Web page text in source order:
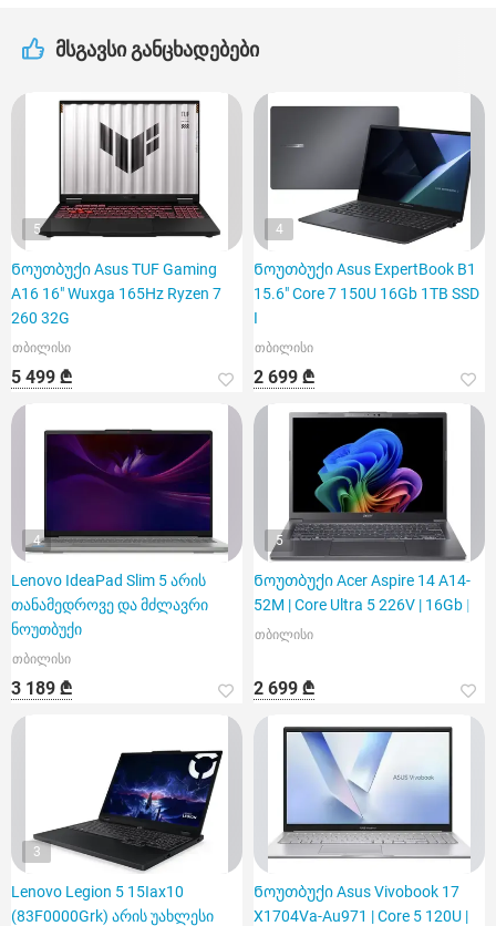
მსგავსი განცხადებები
5
Ნოუთბუქი Asus TUF Gaming
A16 16" Wuxga 165Hz Ryzen 7
260 32G
თბილისი
5 499 ₾
4
Ნოუთბუქი Asus ExpertBook B1
15.6" Core 7 150U 16Gb 1TB SSD
I
თბილისი
2 699 ₾
4
Lenovo IdeaPad Slim 5 არის
თანამედროვე და მძლავრი
ნოუთბუქი
თბილისი
3 189 ₾
5
Ნოუთბუქი Acer Aspire 14 A14-
52M | Core Ultra 5 226V | 16Gb |
თბილისი
2 699 ₾
3
Lenovo Legion 5 15Iax10
(83F0000Grk) არის უახლესი
Ნოუთბუქი Asus Vivobook 17
X1704Va-Au971 | Core 5 120U |